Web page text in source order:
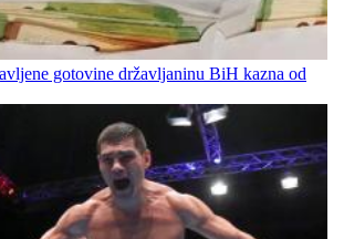
gotovine državljaninu BiH kazna od